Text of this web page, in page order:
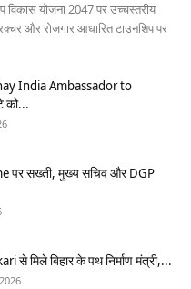
विकास योजना 2047 पर उच्चस्तरीय
और रोजगार आधारित टाउनशिप पर
India Ambassador to
को...
पर सख्ती, मुख्य सचिव और DGP
से मिले बिहार के पथ निर्माण मंत्री,...